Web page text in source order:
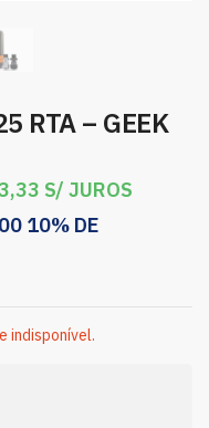
RTA – GEEK
S/ JUROS
10% DE
indisponível.